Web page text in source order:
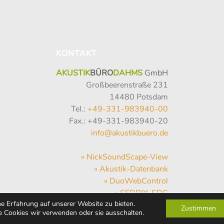
AKUSTIKBÜRODAHMS GmbH
Großbeerenstraße 231
14480 Potsdam
Tel.: +49-331-983940-00
Fax.: +49-331-983940-20
info@akustikbuero.de
» NickSoundScape-View
» Akustik-Datenbank
» DuoWebControl
» SEDRIX-SDC
» SVAN-NET
» Hum-Hub
Erfahrung auf unserer Website zu bieten.
wir verwenden oder sie ausschalten.
Zustimmen